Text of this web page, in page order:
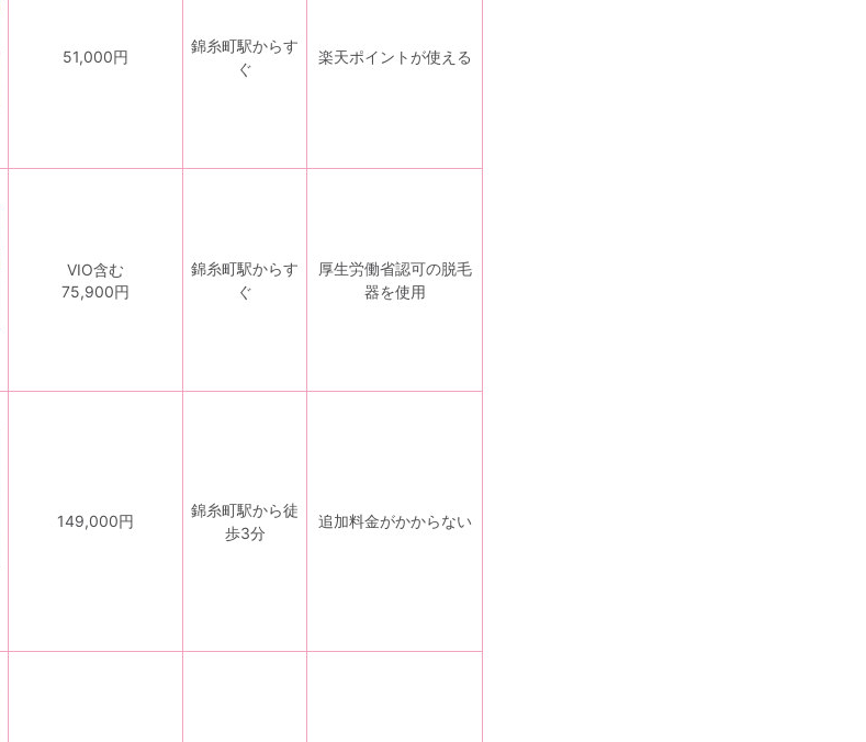
51,000円
錦糸町駅からす
ぐ
楽天ポイントが使える
VIO含む
75,900円
錦糸町駅からす
ぐ
厚生労働省認可の脱毛
器を使用
149,000円
錦糸町駅から徒
歩3分
追加料金がかからない